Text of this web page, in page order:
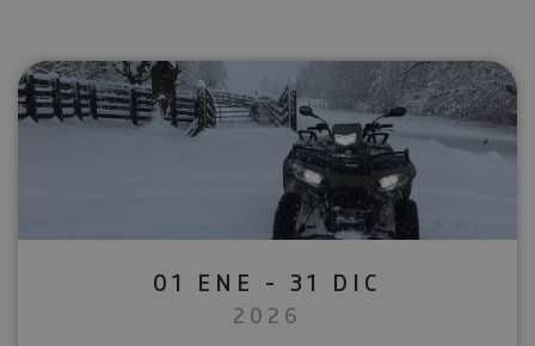
01 ENE - 31 DIC
2026